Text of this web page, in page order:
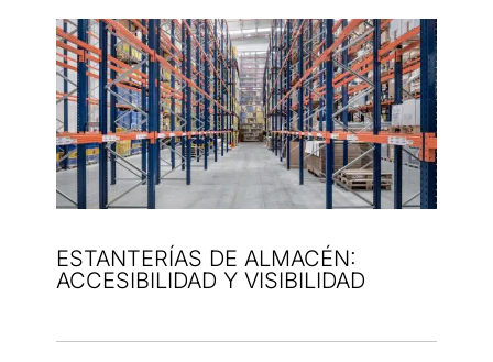
ESTANTERÍAS DE ALMACÉN:
ACCESIBILIDAD Y VISIBILIDAD